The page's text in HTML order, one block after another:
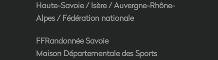
Haute-Savoie/Isère/Auvergne-Rhône-
Alpes/Fédération nationale
FFRandonnée Savoie
Maison Départementale des Sports